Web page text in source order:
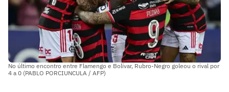
No último encontro entre Flamengo e Bolívar, Rubro-Negro goleou o rival por
4 a 0 (PABLO PORCIUNCULA / AFP)